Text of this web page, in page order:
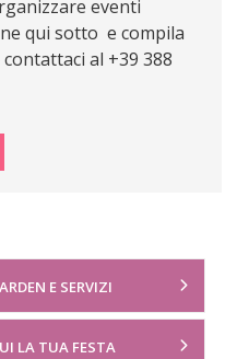
eventi
qui sotto e compila
al +39 388
E SERVIZI
LA TUA FESTA